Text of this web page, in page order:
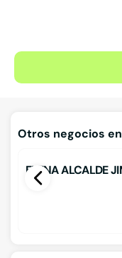
Otros negocios
ELENA ALCALDE